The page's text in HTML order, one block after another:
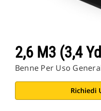
2,6 M3 (3,4
Benne Per Uso
Richiedi